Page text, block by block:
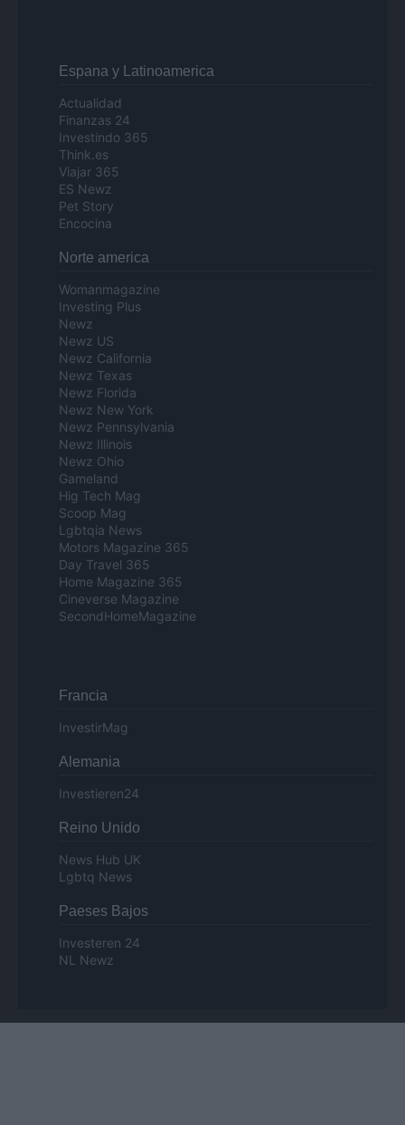
Espana y Latinoamerica
Actualidad
Finanzas 24
Investindo 365
Think.es
Viajar 365
ES Newz
Pet Story
Encocina
Norte america
Womanmagazine
Investing Plus
Newz
Newz US
Newz California
Newz Texas
Newz Florida
Newz New York
Newz Pennsylvania
Newz Illinois
Newz Ohio
Gameland
Hig Tech Mag
Scoop Mag
Lgbtqia News
Motors Magazine 365
Day Travel 365
Home Magazine 365
Cineverse Magazine
SecondHomeMagazine
Francia
InvestirMag
Alemania
Investieren24
Reino Unido
News Hub UK
Lgbtq News
Paeses Bajos
Investeren 24
NL Newz